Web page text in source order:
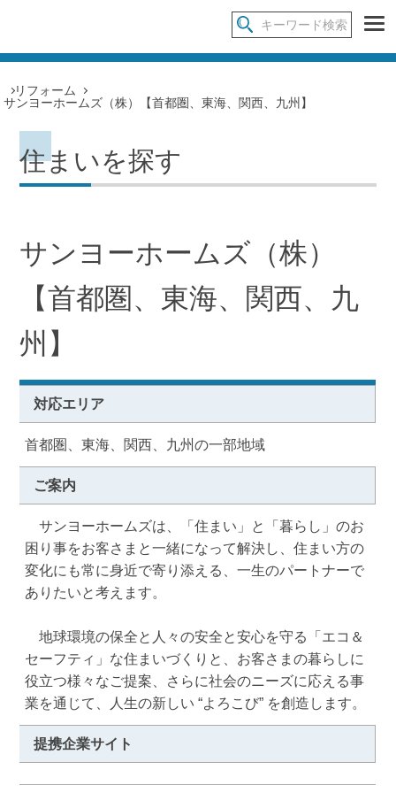
リフォーム
サンヨーホームズ（株）【首都圏、東海、関西、九州】
住まいを探す
サンヨーホームズ（株）
【首都圏、東海、関西、九
州】
対応エリア
首都圏、東海、関西、九州の一部地域
ご案内
サンヨーホームズは、「住まい」と「暮らし」のお
困り事をお客さまと一緒になって解決し、住まい方の
変化にも常に身近で寄り添える、一生のパートナーで
ありたいと考えます。
地球環境の保全と人々の安全と安心を守る「エコ＆
セーフティ」な住まいづくりと、お客さまの暮らしに
役立つ様々なご提案、さらに社会のニーズに応える事
業を通じて、人生の新しい “よろこび” を創造します。
提携企業サイト